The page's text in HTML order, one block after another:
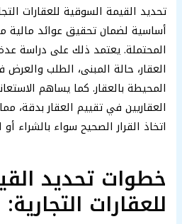
تحديد القيمة السوقية للعقارات
أساسية لضمان تحقيق عوائد مالية
المحتملة. يعتمد ذلك على دراسة
العقار، حالة المبنى، الطلب
المحيطة بالعقار. كما يساهم
العقاريين في تقييم العقار بدقة،
اتخاذ القرار الصحيح سواء بالشراء أو
خطوات تحديد
للعقارات التجارية: